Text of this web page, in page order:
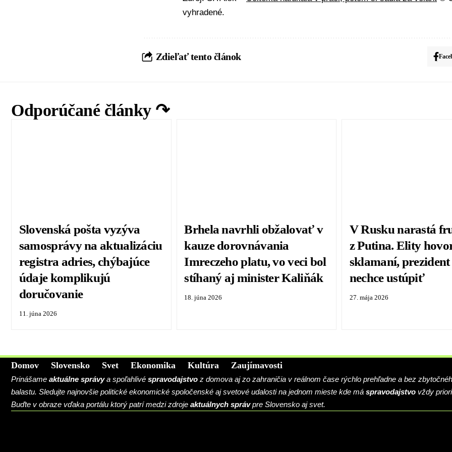
vyhradené.
Zdieľať tento článok
Odporúčané články ↷
Slovenská pošta vyzýva
samosprávy na aktualizáciu
registra adries, chýbajúce
údaje komplikujú
doručovanie
11. júna 2026
Brhela navrhli obžalovať v
kauze dorovnávania
Imreczeho platu, vo veci bol
stíhaný aj minister Kaliňák
18. júna 2026
V Rusku narastá
z Putina. Elity
sklamaní,
nechce ustúpiť
27. mája 2026
Domov Slovensko Svet Ekonomika Kultúra Zaujímavosti
Prinášame aktuálne správya spoľahlivé spravodajstvo z domova aj zo zahraničia v reálnom čase rýchlo prehľadne a bez
balastu. Sledujte najnovšie politické ekonomické spoločenské aj svetové udalosti na jednom mieste kde má spravodajstvo vždy
Buďte v obraze vďaka portálu ktorý patrí medzi zdroje aktuálnych správpre Slovensko aj svet.